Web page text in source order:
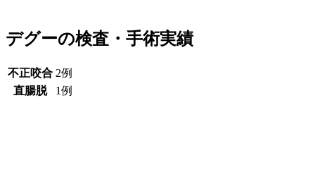
デグーの検査・手術実績
不正咬合 2例
直腸脱
1例